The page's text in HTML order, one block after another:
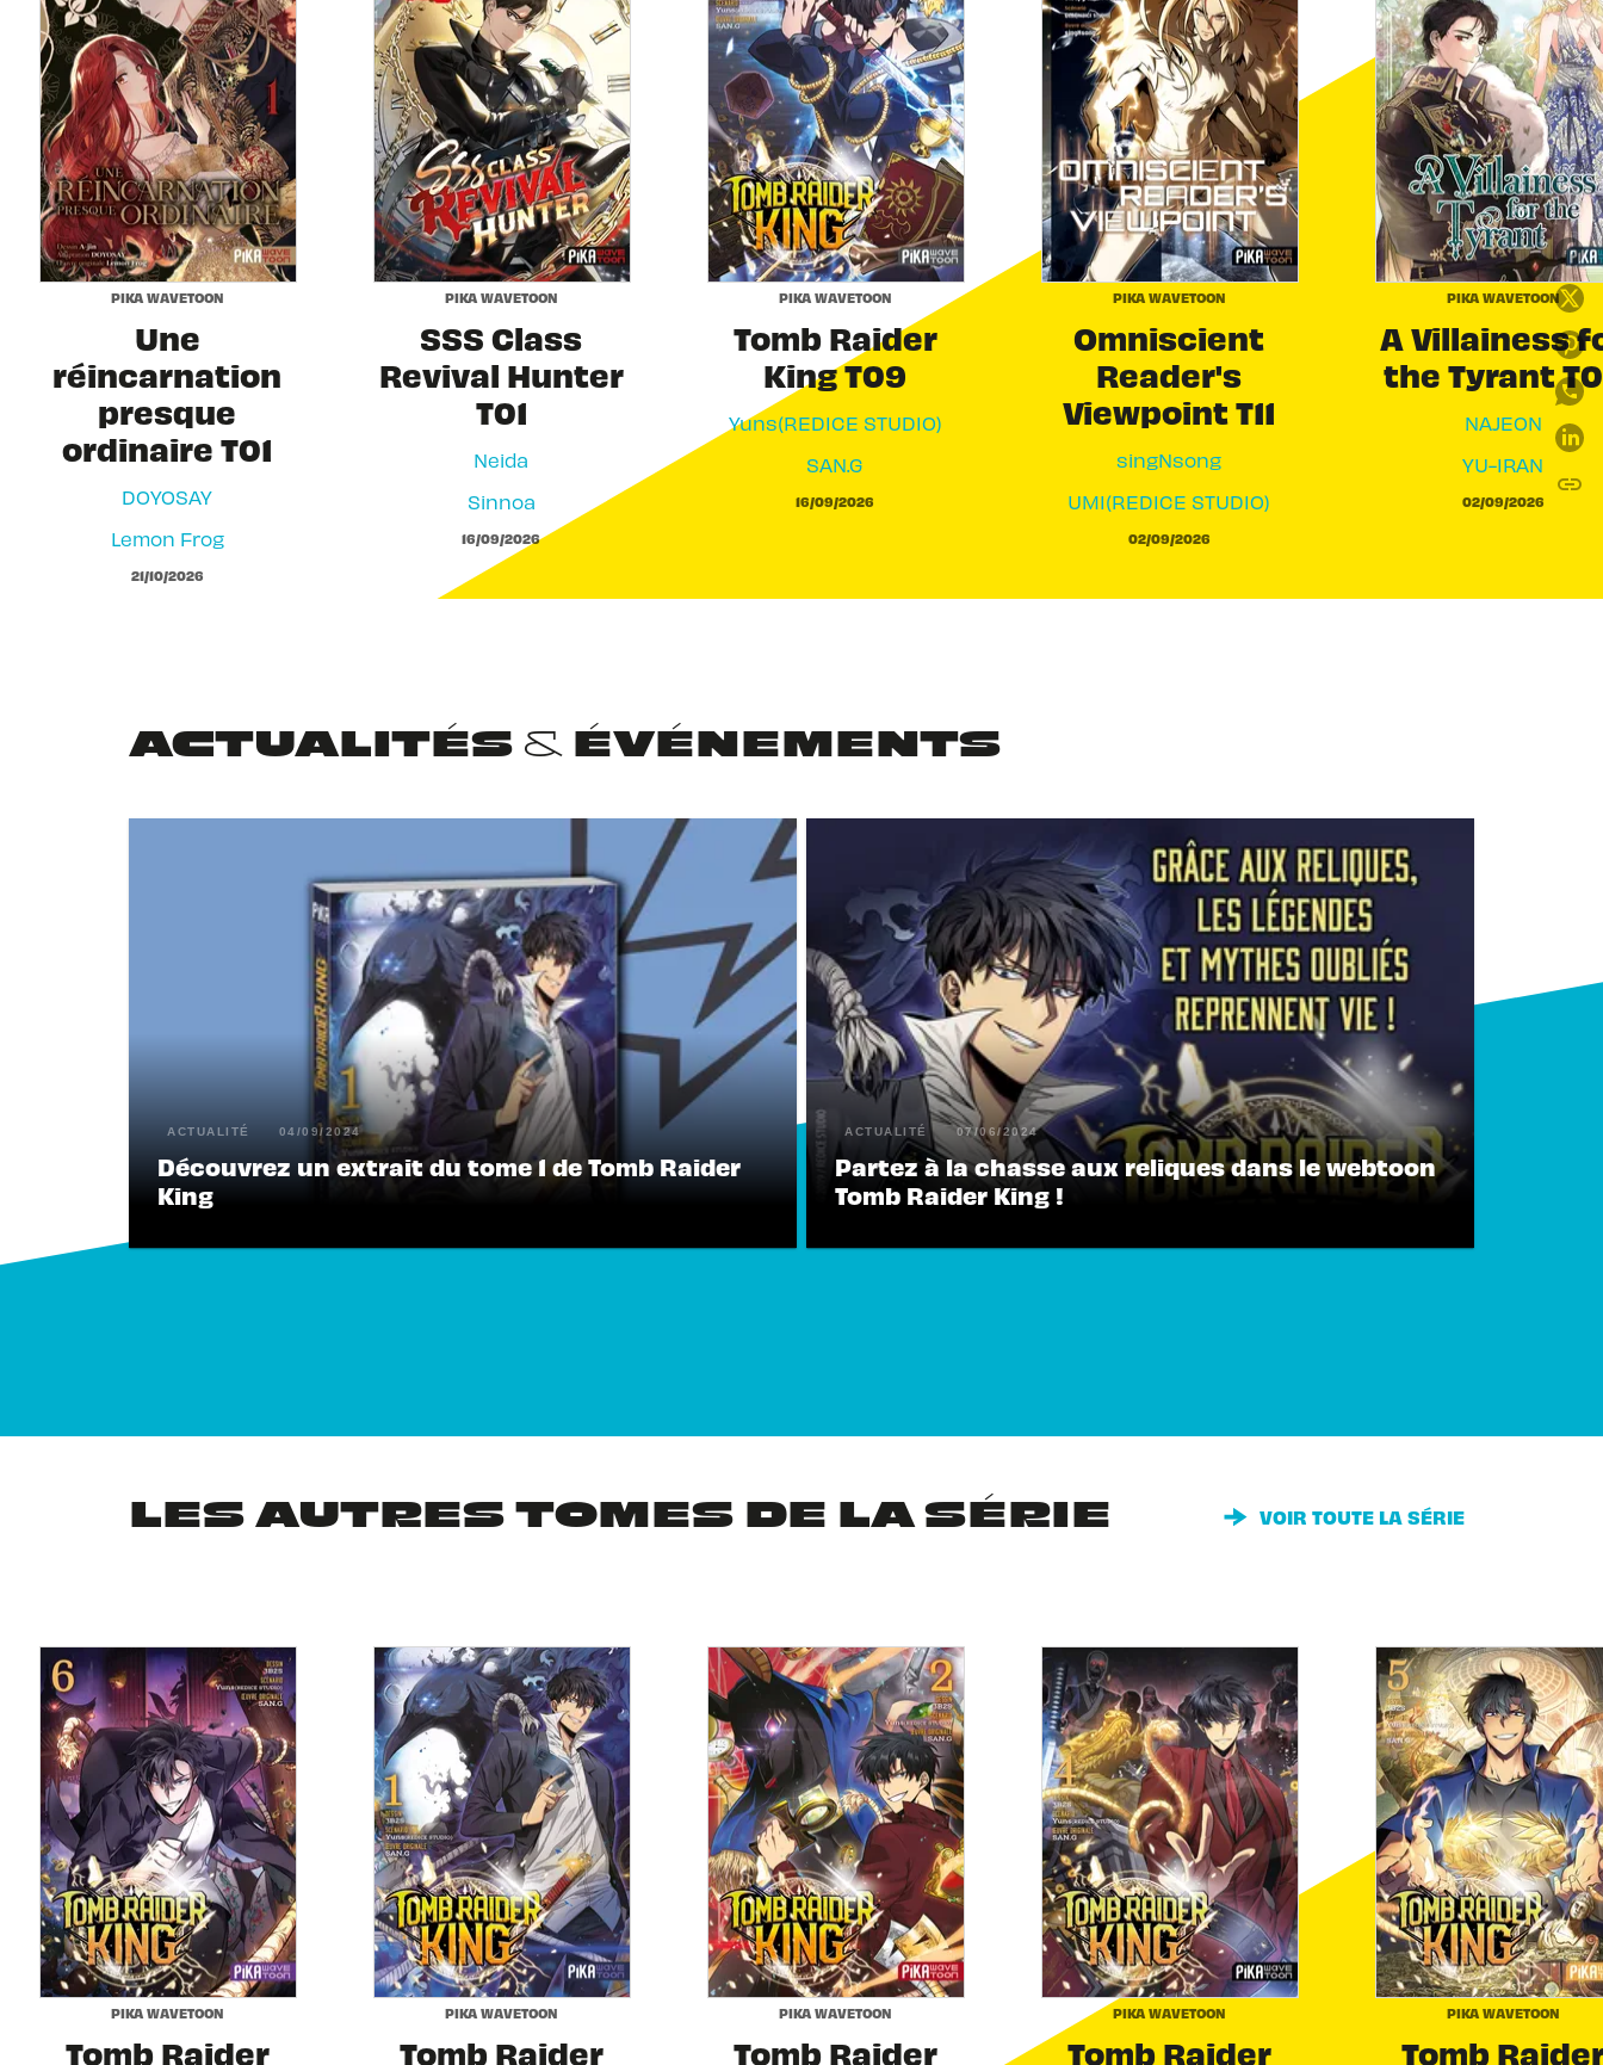
PIKA WAVETOON
Une
réincarnation
presque
ordinaire T01
DOYOSAY
Lemon Frog
21/10/2026
PIKA WAVETOON
SSS Class
Revival Hunter
T01
Neida
Sinnoa
16/09/2026
PIKA WAVETOON
Tomb Raider
King T09
Yuns(REDICE STUDIO)
SAN.G
16/09/2026
PIKA WAVETOON
Omniscient
Reader's
Viewpoint T11
singNsong
UMI(REDICE STUDIO)
02/09/2026
PIKA WAVETOON
A Villainess
the Tyrant
NAJEON
YU-IRAN
02/09/2026
ACTUALITÉS & ÉVÉNEMENTS
ACTUALITÉ 04/09/2024
Découvrez un extrait du tome 1 de Tomb Raider
King
ACTUALITÉ 07/06/2024
Partez à la chasse aux reliques dans le webtoon
Tomb Raider King !
LES AUTRES TOMES DE LA SÉRIE VOIR TOUTE LA SÉRIE
PIKA WAVETOON
Tomb Raider
PIKA WAVETOON
Tomb Raider
PIKA WAVETOON
Tomb Raider
PIKA WAVETOON
Tomb Raider
PIKA WAVETOON
Tomb
link